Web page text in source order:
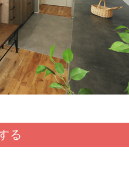
る